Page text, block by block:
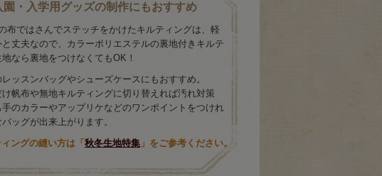
園・入学用グッズの制作にもおすすめ
布ではさんでステッチをかけたキルティングは、軽
と丈夫なので、カラーポリエステルの裏地付きキルテ
地なら裏地をつけなくてもOK！
ッスンバッグやシューズケースにもおすすめ。
け帆布や無地キルティングに切り替えれば汚れ対策
手のカラーやアップリケなどのワンポイントをつけれ
ッグが出来上がります。
ングの縫い方は「 秋冬生地特集 」をご参考ください。